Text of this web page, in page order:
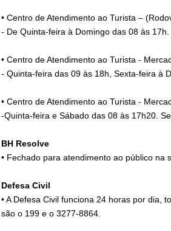
• Centro de Atendimento ao Turista –
- De Quinta-feira à Domingo das 08 às 17h.
• Centro de Atendimento ao Turista -
- Quinta-feira das 09 às 18h, Sexta-feira à
• Centro de Atendimento ao Turista -
-Quinta-feira e Sábado das 08 às 17h20.
BH Resolve
• Fechado para atendimento ao público na
Defesa Civil
• A Defesa Civil funciona 24 horas por dia,
são o 199 e o 3277-8864.